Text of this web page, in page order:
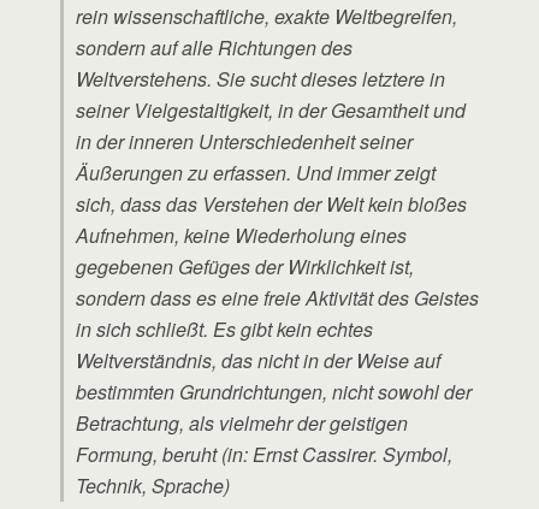
rein wissenschaftliche, exakte Weltbegreifen,
sondern auf alle Richtungen des
Weltverstehens. Sie sucht dieses letztere in
seiner Vielgestaltigkeit, in der Gesamtheit und
in der inneren Unterschiedenheit seiner
Äußerungen zu erfassen. Und immer zeigt
sich, dass das Verstehen der Welt kein bloßes
Aufnehmen, keine Wiederholung eines
gegebenen Gefüges der Wirklichkeit ist,
sondern dass es eine freie Aktivität des Geistes
in sich schließt. Es gibt kein echtes
Weltverständnis, das nicht in der Weise auf
bestimmten Grundrichtungen, nicht sowohl der
Betrachtung, als vielmehr der geistigen
Formung, beruht (in: Ernst Cassirer. Symbol,
Technik, Sprache)